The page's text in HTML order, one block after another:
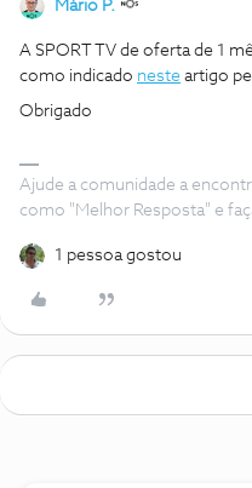
Mário P.
A SPORT TV de oferta de 1
como indicado neste artigo
Obrigado
Ajude a comunidade a
como "Melhor Resposta" e
1 pessoa gostou